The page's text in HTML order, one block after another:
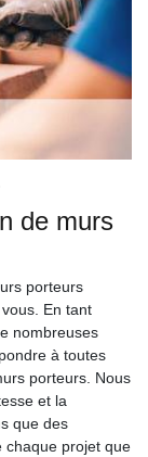
de murs
porteurs
En tant
nombreuses
à toutes
porteurs. Nous
et la
que des
chaque projet que